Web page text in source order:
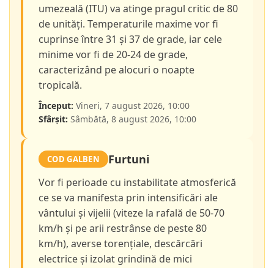
umezeală (ITU) va atinge pragul critic de 80
de unități. Temperaturile maxime vor fi
cuprinse între 31 și 37 de grade, iar cele
minime vor fi de 20-24 de grade,
caracterizând pe alocuri o noapte
tropicală.
Început: Vineri, 7 august 2026, 10:00
Sfârșit: Sâmbătă, 8 august 2026, 10:00
COD GALBEN Furtuni
Vor fi perioade cu instabilitate atmosferică
ce se va manifesta prin intensificări ale
vântului și vijelii (viteze la rafală de 50-70
km/h și pe arii restrânse de peste 80
km/h), averse torențiale, descărcări
electrice și izolat grindină de mici